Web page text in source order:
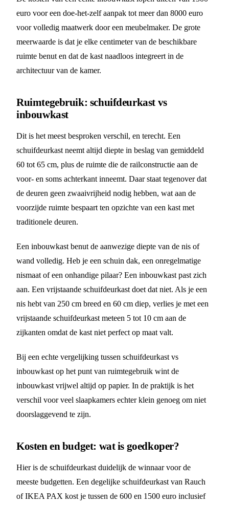
euro voor een doe-het-zelf aanpak tot meer dan 8000 euro
voor volledig maatwerk door een meubelmaker. De grote
meerwaarde is dat je elke centimeter van de beschikbare
ruimte benut en dat de kast naadloos integreert in de
architectuur van de kamer.
Ruimtegebruik: schuifdeurkast vs
inbouwkast
Dit is het meest besproken verschil, en terecht. Een
schuifdeurkast neemt altijd diepte in beslag van gemiddeld
60 tot 65 cm, plus de ruimte die de railconstructie aan de
voor- en soms achterkant inneemt. Daar staat tegenover dat
de deuren geen zwaaivrijheid nodig hebben, wat aan de
voorzijde ruimte bespaart ten opzichte van een kast met
traditionele deuren.
Een inbouwkast benut de aanwezige diepte van de nis of
wand volledig. Heb je een schuin dak, een onregelmatige
nismaat of een onhandige pilaar? Een inbouwkast past zich
aan. Een vrijstaande schuifdeurkast doet dat niet. Als je een
nis hebt van 250 cm breed en 60 cm diep, verlies je met een
vrijstaande schuifdeurkast meteen 5 tot 10 cm aan de
zijkanten omdat de kast niet perfect op maat valt.
Bij een echte vergelijking tussen schuifdeurkast vs
inbouwkast op het punt van ruimtegebruik wint de
inbouwkast vrijwel altijd op papier. In de praktijk is het
verschil voor veel slaapkamers echter klein genoeg om niet
doorslaggevend te zijn.
Kosten en budget: wat is goedkoper?
Hier is de schuifdeurkast duidelijk de winnaar voor de
meeste budgetten. Een degelijke schuifdeurkast van Rauch
of IKEA PAX kost je tussen de 600 en 1500 euro inclusief